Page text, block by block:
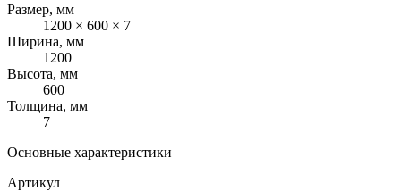
Размер, мм
1200 × 600 × 7
Ширина, мм
1200
Высота, мм
600
Толщина, мм
7
Основные характеристики
Артикул